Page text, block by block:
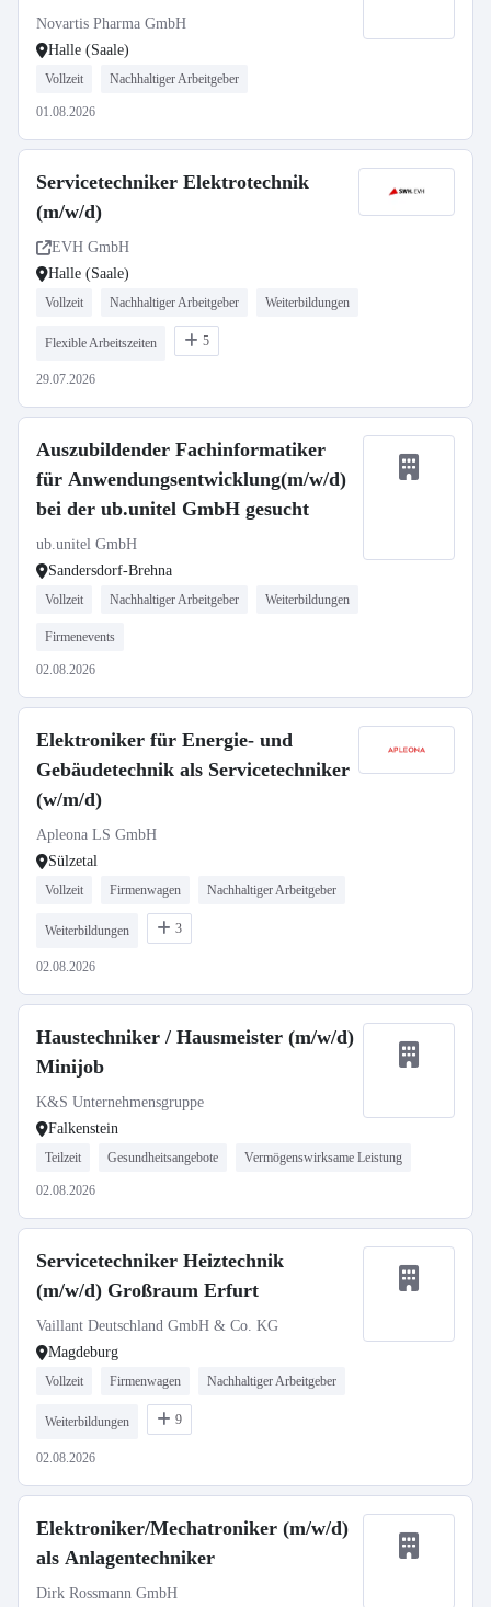
Novartis Pharma GmbH
Halle (Saale)
Vollzeit Nachhaltiger Arbeitgeber
01.08.2026
Servicetechniker Elektrotechnik
(m/w/d)
EVH GmbH
Halle (Saale)
Vollzeit Nachhaltiger Arbeitgeber Weiterbildungen
Flexible Arbeitszeiten 5
29.07.2026
Auszubildender Fachinformatiker
für Anwendungsentwicklung(m/w/d)
bei der ub.unitel GmbH gesucht
ub.unitel GmbH
Sandersdorf-Brehna
Vollzeit Nachhaltiger Arbeitgeber Weiterbildungen
Firmenevents
02.08.2026
Elektroniker für Energie- und
Gebäudetechnik als Servicetechniker
(w/m/d)
Apleona LS GmbH
Sülzetal
Vollzeit Firmenwagen Nachhaltiger Arbeitgeber
Weiterbildungen 3
02.08.2026
Haustechniker / Hausmeister (m/w/d)
Minijob
K&S Unternehmensgruppe
Falkenstein
Teilzeit Gesundheitsangebote Vermögenswirksame Leistung
02.08.2026
Servicetechniker Heiztechnik
(m/w/d) Großraum Erfurt
Vaillant Deutschland GmbH & Co. KG
Magdeburg
Vollzeit Firmenwagen Nachhaltiger Arbeitgeber
Weiterbildungen 9
02.08.2026
Elektroniker/Mechatroniker (m/w/d)
als Anlagentechniker
Dirk Rossmann GmbH